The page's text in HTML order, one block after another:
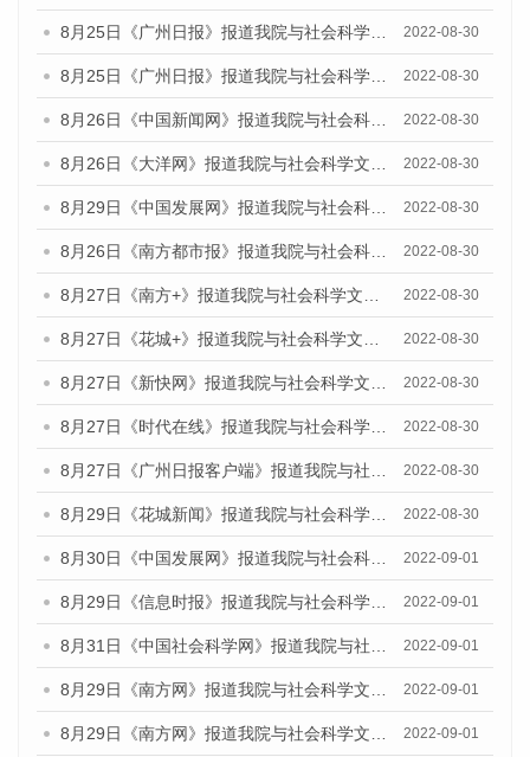
8月25日《广州日报》报道我院与社会科学文献出版社联合发布《广州蓝皮书：广州城市国际化发展报告（2022）》的媒体文章 2022-08-30
8月25日《广州日报》报道我院与社会科学文献出版社联合发布《广州蓝皮书：广州城市国际化发展报告（2022）》的媒体文章 2022-08-30
8月26日《中国新闻网》报道我院与社会科学文献出版社联合发布《广州蓝皮书：广州社会发展报告(2022)》的媒体文章 2022-08-30
8月26日《大洋网》报道我院与社会科学文献出版社联合发布《广州蓝皮书：广州社会发展报告(2022)》的媒体文章 2022-08-30
8月29日《中国发展网》报道我院与社会科学文献出版社联合发布《广州蓝皮书：广州社会发展报告(2022)》的媒体文章 2022-08-30
8月26日《南方都市报》报道我院与社会科学文献出版社联合发布《广州蓝皮书：广州社会发展报告(2022)》的媒体文章 2022-08-30
8月27日《南方+》报道我院与社会科学文献出版社联合发布《广州蓝皮书：广州社会发展报告(2022)》的媒体文章 2022-08-30
8月27日《花城+》报道我院与社会科学文献出版社联合发布《广州蓝皮书：广州社会发展报告(2022)》的媒体文章 2022-08-30
8月27日《新快网》报道我院与社会科学文献出版社联合发布《广州蓝皮书：广州社会发展报告(2022)》的媒体文章 2022-08-30
8月27日《时代在线》报道我院与社会科学文献出版社联合发布《广州蓝皮书：广州社会发展报告(2022)》的媒体文章 2022-08-30
8月27日《广州日报客户端》报道我院与社会科学文献出版社联合发布《广州蓝皮书：广州社会发展报告(2022)》的媒体文章 2022-08-30
8月29日《花城新闻》报道我院与社会科学文献出版社联合发布《广州蓝皮书：广州社会发展报告(2022)》的媒体文章 2022-08-30
8月30日《中国发展网》报道我院与社会科学文献出版社联合发布《广州蓝皮书：广州社会发展报告（2022）》的媒体采访 2022-09-01
8月29日《信息时报》报道我院与社会科学文献出版社联合发布《广州蓝皮书：广州社会发展报告(2022)》的媒体文章 2022-09-01
8月31日《中国社会科学网》报道我院与社会科学文献出版社联合发布《广州蓝皮书：广州社会发展报告（2022）》的媒体采访 2022-09-01
8月29日《南方网》报道我院与社会科学文献出版社联合发布《广州蓝皮书：广州社会发展报告(2022)》的媒体文章 2022-09-01
8月29日《南方网》报道我院与社会科学文献出版社联合发布《广州蓝皮书：广州社会发展报告(2022)》的媒体文章 2022-09-01